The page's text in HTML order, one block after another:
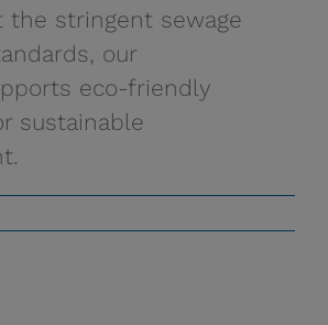
the stringent sewage
our
eco-friendly
sustainable